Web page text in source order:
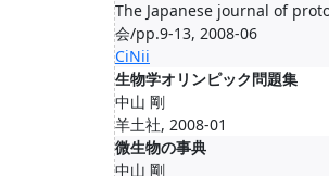
The Japanese journal of
会/pp.9-13, 2008-06
CiNii
生物学オリンピック問題集
中山 剛
羊土社, 2008-01
微生物の事典
中山 剛